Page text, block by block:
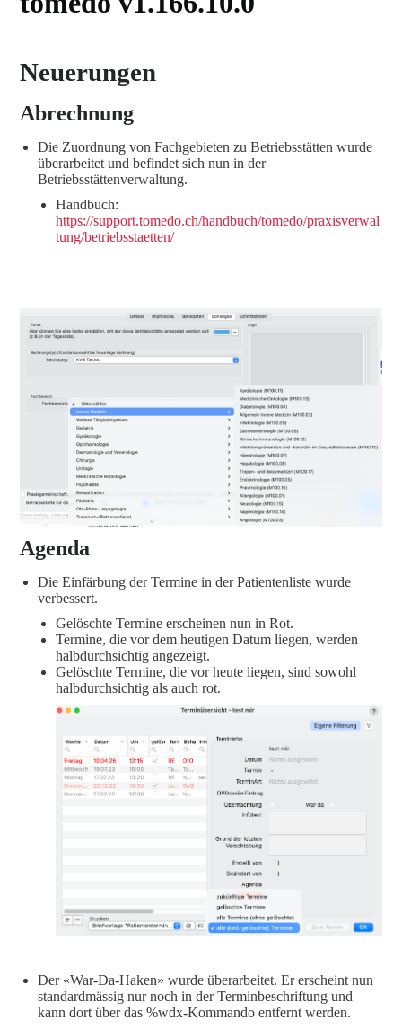
Neuerungen
Abrechnung
Die Zuordnung von Fachgebieten zu Betriebsstätten wurde
überarbeitet und befindet sich nun in der
Betriebsstättenverwaltung.
Handbuch:
https://support.tomedo.ch/handbuch/tomedo/praxisverwal
tung/betriebsstaetten/
Agenda
Die Einfärbung der Termine in der Patientenliste wurde
verbessert.
Gelöschte Termine erscheinen nun in Rot.
Termine, die vor dem heutigen Datum liegen, werden
halbdurchsichtig angezeigt.
Gelöschte Termine, die vor heute liegen, sind sowohl
halbdurchsichtig als auch rot.
Der «War-Da-Haken» wurde überarbeitet. Er erscheint nun
standardmässig nur noch in der Terminbeschriftung und
kann dort über das %wdx-Kommando entfernt werden.